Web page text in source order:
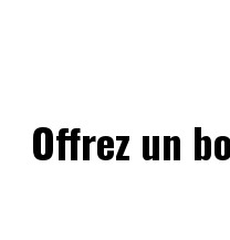
Offrez un